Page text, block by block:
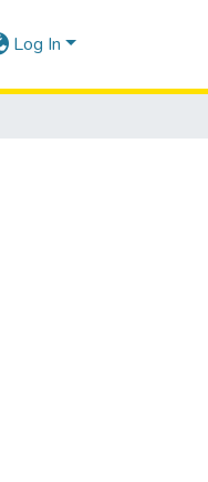
Log In